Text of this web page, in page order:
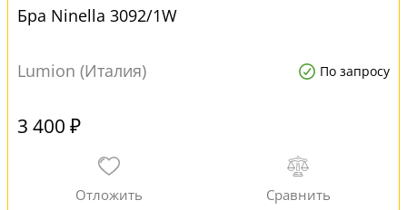
Бра Ninella 3092/1W
Lumion (Италия) По запросу
3 400 ₽